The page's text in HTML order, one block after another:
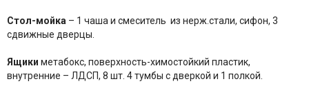
Стол-мойка – 1 чаша и смеситель из нерж.стали, сифон, 3
сдвижные дверцы.
Ящики метабокс, поверхность-химостойкий пластик,
внутренние – ЛДСП, 8 шт. 4 тумбы с дверкой и 1 полкой.